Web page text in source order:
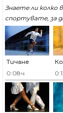
Знаете ли колко
спортувате, за
Тичане
0:08ч